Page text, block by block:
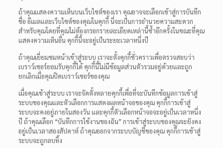
ถ้าคุณแสดงความเห็นบนเว็บไซต์ของเรา คุณอาจจะเลือกเข้าสู่การบันทึก
ชื่อ อีเมลและเว็บไซต์ของคุณในคุกกี้ นี่จะเป็นการอำนวยความสะดวก
สำหรับคุณโดยที่คุณไม่ต้องกรอกรายละเอียดเหล่านี้ซ้ำอีกครั้งในขณะที่คุณ
แสดงความเห็นอื่น คุกกี้นี้จะอยู่เป็นระยะเวลาหนึ่งปี
ถ้าคุณเยี่ยมชมหน้าเข้าสู่ระบบ เราจะตั้งคุกกี้ชั่วคราวเพื่อตรวจสอบว่า
เบราว์เซอร์ยอมรับคุกกี้ได้ คุกกี้นี้ไม่มีข้อมูลส่วนตัวรวมอยู่ด้วยและถูก
ยกเลิกเมื่อคุณปิดเบราว์เซอร์ของคุณ
เมื่อคุณเข้าสู่ระบบ เราจะจัดตั้งหลายคุกกี้เพื่อที่จะบันทึกข้อมูลการเข้าสู่
ระบบของคุณและตัวเลือกการแสดงผลหน้าจอของคุณ คุกกี้การเข้าสู่
ระบบจะคงอยู่ภายในสองวัน และคุกกี้ตัวเลือกหน้าจอจะอยู่เป็นเวลาหนึ่ง
ปี ถ้าคุณเลือก “บันทึกการใช้งานของฉัน” การเข้าสู่ระบบของคุณจะยังคง
อยู่เป็นเวลาสองสัปดาห์ ถ้าคุณออกจากระบบบัญชีของคุณ คุกกี้การเข้าสู่
ระบบจะถูกลบทิ้ง